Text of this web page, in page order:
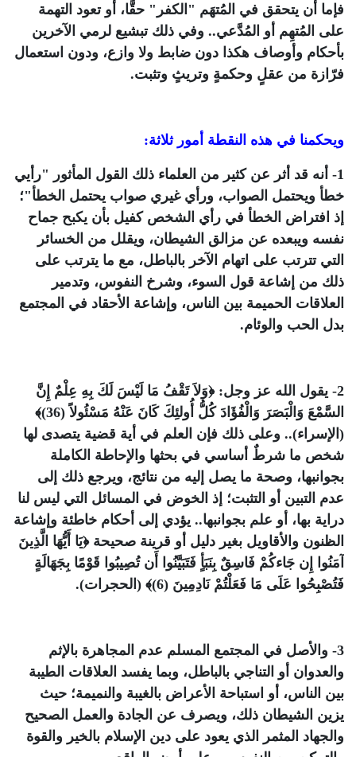
فإما أن يتحقق في المُتهَم "الكفر" حقًّا، أو تعود التهمة
على المُتهِم أو المُدَّعي.. وفي ذلك تبشيع لرمي الآخرين
بأحكام وأوصاف هكذا دون ضابط ولا وازع، ودون استعمال
فرّازة من عقلٍ وحكمةٍ وتريثٍ وتثبت.
ويحكمنا في هذه النقطة أمور ثلاثة:
1- أنه قد أثر عن كثير من العلماء ذلك القول المأثور "رأيي
خطأ ويحتمل الصواب، ورأي غيري صواب يحتمل الخطأ"؛
إذ افتراض الخطأ في رأي الشخص كفيل بأن يكبح جماح
نفسه ويبعده عن مزالق الشيطان، ويقلل من الخسائر
التي تترتب على اتهام الآخر بالباطل، مع ما يترتب على
ذلك من إشاعة قول السوء، وشرخ النفوس، وتدمير
العلاقات الحميمة بين الناس، وإشاعة الأحقاد في المجتمع
بدل الحب والوئام.
2- يقول الله عز وجل:
﴿وَلاَ تَقْفُ مَا لَيْسَ لَكَ بِهِ عِلْمٌ إِنَّ
السَّمْعَ وَالْبَصَرَ وَالْفُؤَادَ كُلُّ أُولئِكَ كَانَ عَنْهُ مَسْئُولاً (36)﴾
(الإسراء).. وعلى ذلك فإن العلم في أية قضية يتصدى لها
شخص ما شرطٌ أساسي في بحثها والإحاطة الكاملة
بجوانبها، وصحة ما يصل إليه من نتائج، ويرجع ذلك إلى
عدم التبين أو التثبت؛ إذ الخوض في المسائل التي ليس لنا
دراية بها، أو علم بجوانبها.. يؤدي إلى أحكام خاطئة وإشاعة
الظنون والأقاويل بغير دليل أو قرينة صحيحة﴿يَا أَيُّهَا الَّذِينَ
آمَنُوا إِن جَاءكُمْ فَاسِقٌ بِنَبَأٍ فَتَبَيَّنُوا أَن تُصِيبُوا قَوْمًا بِجَهَالَةٍ
فَتُصْبِحُوا عَلَى مَا فَعَلْتُمْ نَادِمِينَ (6)﴾
(الحجرات).
3- والأصل في المجتمع المسلم عدم المجاهرة بالإثم
والعدوان أو التناجي بالباطل، وبما يفسد العلاقات الطيبة
بين الناس، أو استباحة الأعراض بالغيبة والنميمة؛ حيث
يزين الشيطان ذلك، ويصرف عن الجادة والعمل الصحيح
والجهاد المثمر الذي يعود على دين الإسلام بالخير والقوة